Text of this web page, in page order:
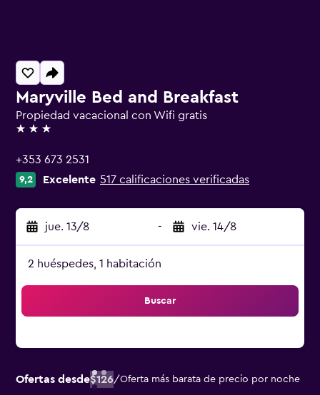
Maryville Bed and Breakfast
Propiedad vacacional con Wifi gratis
3 estrellas
+353 673 2531
9,2 Excelente 517 calificaciones verificadas
jue. 13/8 - vie. 14/8
2 huéspedes, 1 habitación
Buscar
Ofertas desde$126/Oferta más barata de precio por noche